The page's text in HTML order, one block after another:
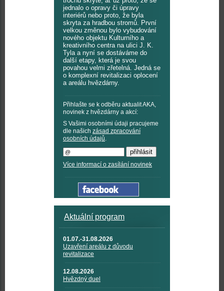
jednalo o opravy či úpravy
interiérů nebo proto, že byla
skryta za hradbou stromů. První
velkou změnou bylo vybudování
nového objektu Kulturního a
kreativního centra na ulici J. K.
Tyla a nyní se dostáváme do
další etapy, která je svou
povahou velmi zřetelná. Jedná se
o komplexní revitalizaci oplocení
a areálu hvězdárny.
Přihlašte se k odběru aktualit AKA,
novinek z hvězdárny a akcí:
S Vašimi osobními údaji pracujeme
dle našich zásad zpracování
osobních údajů.
Více informací o zasílání novinek
Aktuální program
01.07.-31.08.2026
Uzavření areálu z důvodu
revitalizace
12.08.2026
Hvězdný duel